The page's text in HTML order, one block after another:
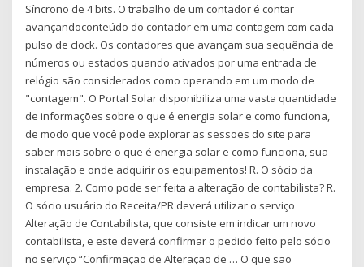
Síncrono de 4 bits. O trabalho de um contador é contar
avançandoconteúdo do contador em uma contagem com cada
pulso de clock. Os contadores que avançam sua sequência de
números ou estados quando ativados por uma entrada de
relógio são considerados como operando em um modo de
"contagem". O Portal Solar disponibiliza uma vasta quantidade
de informações sobre o que é energia solar e como funciona,
de modo que você pode explorar as sessões do site para
saber mais sobre o que é energia solar e como funciona, sua
instalação e onde adquirir os equipamentos! R. O sócio da
empresa. 2. Como pode ser feita a alteração de contabilista? R.
O sócio usuário do Receita/PR deverá utilizar o serviço
Alteração de Contabilista, que consiste em indicar um novo
contabilista, e este deverá confirmar o pedido feito pelo sócio
no serviço “Confirmação de Alteração de … O que são